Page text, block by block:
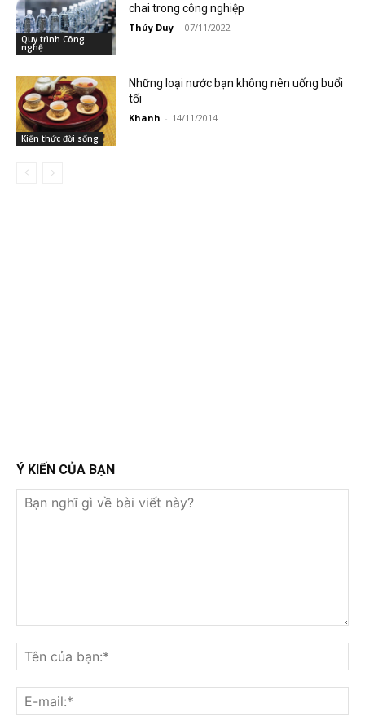
Quy trình Công
nghệ
chai trong công nghiệp
Thúy Duy - 07/11/2022
Kiến thức đời sống
Những loại nước bạn không nên uống buổi
tối
Khanh - 14/11/2014
Ý KIẾN CỦA BẠN
nghĩ
gì
về
bài